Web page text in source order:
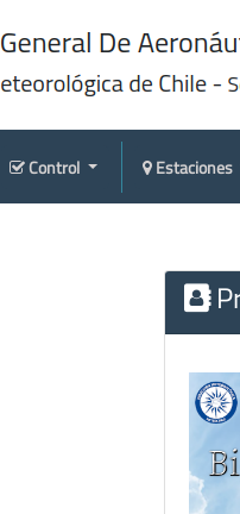
Control Estaciones